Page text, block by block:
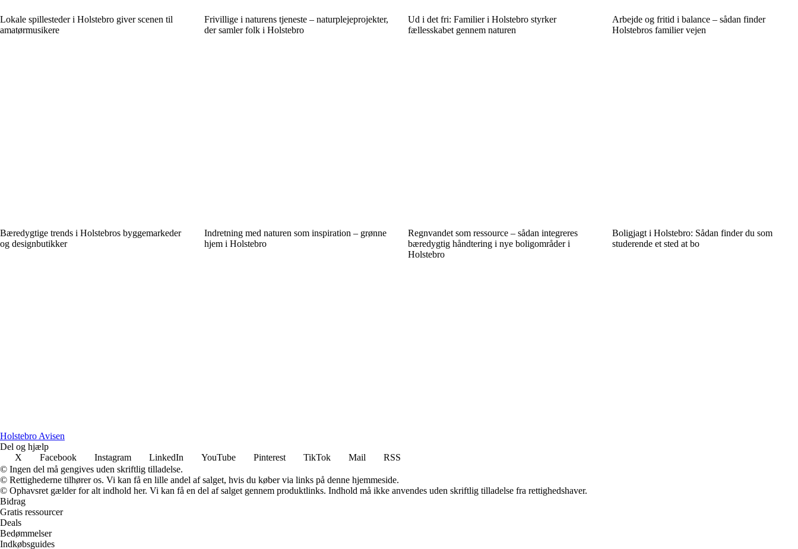
Lokale spillesteder i Holstebro giver scenen til
amatørmusikere
Frivillige i naturens tjeneste – naturplejeprojekter,
der samler folk i Holstebro
Ud i det fri: Familier i Holstebro styrker
fællesskabet gennem naturen
Arbejde og fritid i balance – sådan finder
Holstebros familier vejen
Bæredygtige trends i Holstebros byggemarkeder
og designbutikker
Indretning med naturen som inspiration – grønne
hjem i Holstebro
Regnvandet som ressource – sådan integreres
bæredygtig håndtering i nye boligområder i
Holstebro
Boligjagt i Holstebro: Sådan finder du som
studerende et sted at bo
Holstebro Avisen
Del og hjælp
X
Facebook Instagram LinkedIn YouTube Pinterest TikTok Mail
RSS
© Ingen del må gengives uden skriftlig tilladelse.
© Rettighederne tilhører os. Vi kan få en lille andel af salget, hvis du køber via links på denne hjemmeside.
© Ophavsret gælder for alt indhold her. Vi kan få en del af salget gennem produktlinks. Indhold må ikke anvendes uden skriftlig tilladelse fra rettighedshaver.
Bidrag
Gratis ressourcer
Deals
Bedømmelser
Indkøbsguides